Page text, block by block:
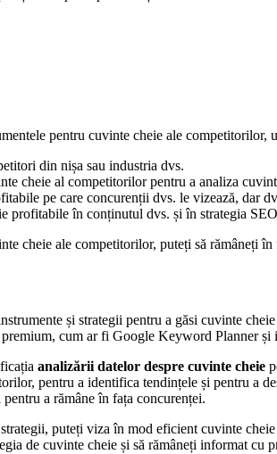
pentru cuvinte cheie ale competitorilor,
din nișa sau industria dvs.
cheie al competitorilor pentru a analiza
pe care concurenții dvs. le vizează, dar
profitabile în conținutul dvs. și în strategia
cheie ale competitorilor, puteți să rămâneți
și strategii pentru a găsi cuvinte
premium, cum ar fi Google Keyword Planner
analizării datelor despre cuvinte cheie
pentru a identifica tendințele și pentru a
a rămâne în fața concurenței.
puteți viza în mod eficient cuvinte
de cuvinte cheie și să rămâneți informat